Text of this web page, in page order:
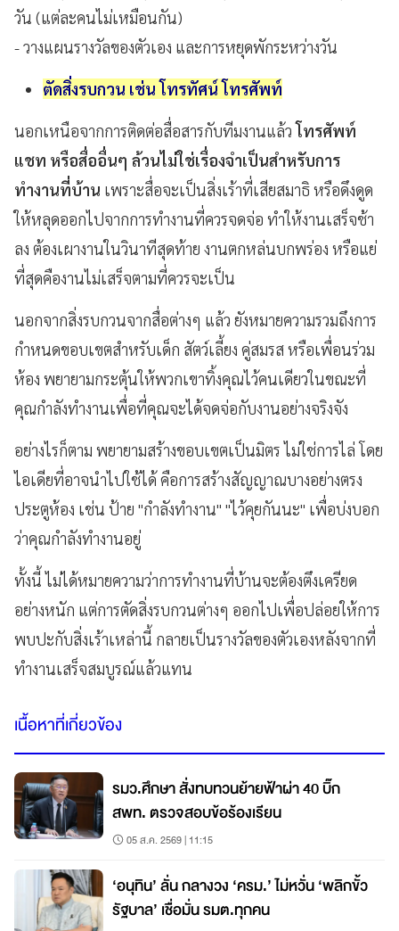
วัน (แต่ละคนไม่เหมือนกัน)
- วางแผนรางวัลของตัวเอง และการหยุดพักระหว่างวัน
ตัดสิ่งรบกวน เช่น โทรทัศน์ โทรศัพท์
นอกเหนือจากการติดต่อสื่อสารกับทีมงานแล้ว โทรศัพท์
แชท หรือสื่ออื่นๆ ล้วนไม่ใช่เรื่องจำเป็นสำหรับการ
ทำงานที่บ้าน เพราะสื่อจะเป็นสิ่งเร้าที่เสียสมาธิหรือดึงดูด
ให้หลุดออกไปจากการทำงานที่ควรจดจ่อ ทำให้งานเสร็จช้า
ลง ต้องเผางานในวินาทีสุดท้าย งานตกหล่นบกพร่อง หรือแย่
ที่สุดคืองานไม่เสร็จตามที่ควรจะเป็น
นอกจากสิ่งรบกวนจากสื่อต่างๆ แล้ว ยังหมายความรวมถึงการ
กำหนดขอบเขตสำหรับเด็ก สัตว์เลี้ยง คู่สมรส หรือเพื่อนร่วม
ห้อง พยายามกระตุ้นให้พวกเขาทิ้งคุณไว้คนเดียวในขณะที่
คุณกำลังทำงานเพื่อที่คุณจะได้จดจ่อกับงานอย่างจริงจัง
อย่างไรก็ตาม พยายามสร้างขอบเขตเป็นมิตร ไม่ใช่การไล่ โดย
ไอเดียที่อาจนำไปใช้ได้ คือการสร้างสัญญาณบางอย่างตรง
ประตูห้อง เช่น ป้าย "กำลังทำงาน" "ไว้คุยกันนะ" เพื่อบ่งบอก
ว่าคุณกำลังทำงานอยู่
ทั้งนี้ ไม่ได้หมายความว่าการทำงานที่บ้านจะต้องตึงเครียด
อย่างหนัก แต่การตัดสิ่งรบกวนต่างๆ ออกไปเพื่อปล่อยให้การ
พบปะกับสิ่งเร้าเหล่านี้ กลายเป็นรางวัลของตัวเองหลังจากที่
ทำงานเสร็จสมบูรณ์แล้วแทน
เนื้อหาที่เกี่ยวข้อง
รมว.ศึกษา สั่งทบทวนย้ายฟ้าผ่า 40 บิ๊ก
สพท. ตรวจสอบข้อร้องเรียน
05 ส.ค. 2569 | 11:15
‘อนุทิน’ ลั่น กลางวง ‘ครม.’ ไม่หวั่น ‘พลิกขั้ว
รัฐบาล’ เชื่อมั่น รมต.ทุกคน